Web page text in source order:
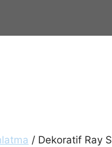
/ Dekoratif Ray